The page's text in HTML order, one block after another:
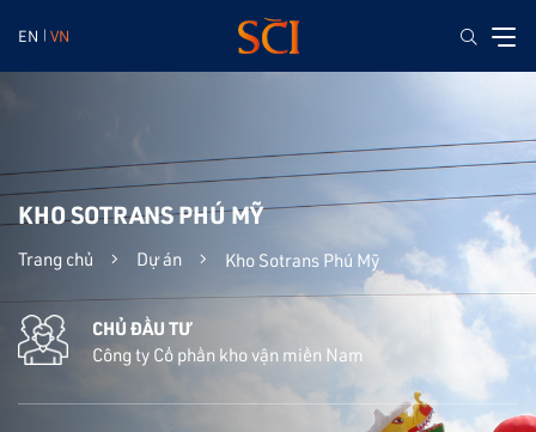
EN VN
Trang chủ Dự án Kho Sotrans Phú Mỹ
KHO SOTRANS PHÚ MỸ
CHỦ ĐẦU TƯ
Công ty Cổ phần kho vận miền Nam